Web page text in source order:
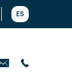
ES